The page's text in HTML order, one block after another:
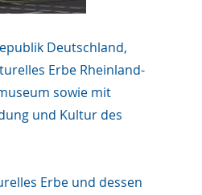
Deutschland,
Erbe Rheinland-
sowie mit
und Kultur des
Erbe und dessen